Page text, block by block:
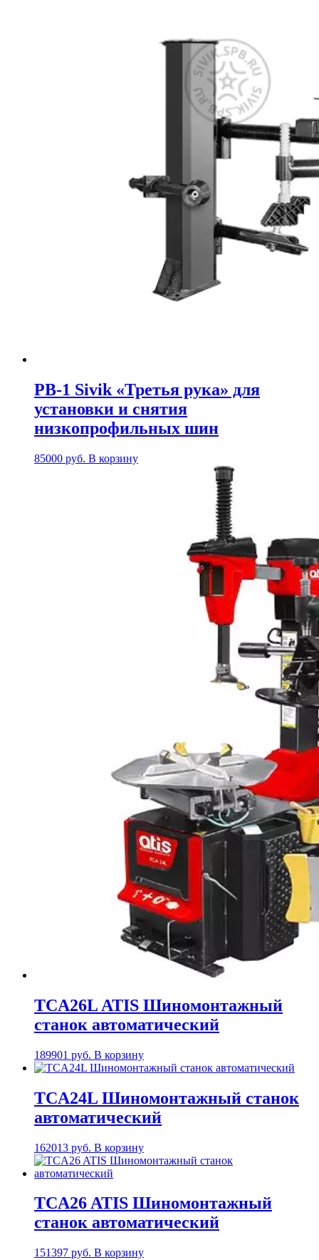
РВ-1 Sivik «Третья рука» для
установки и снятия
низкопрофильных шин
85000 руб. В корзину
TCA26L ATIS Шиномонтажный
станок автоматический
189901 руб. В корзину
TCA24L Шиномонтажный станок
автоматический
162013 руб. В корзину
TCA26 ATIS Шиномонтажный
станок автоматический
151397 руб. В корзину